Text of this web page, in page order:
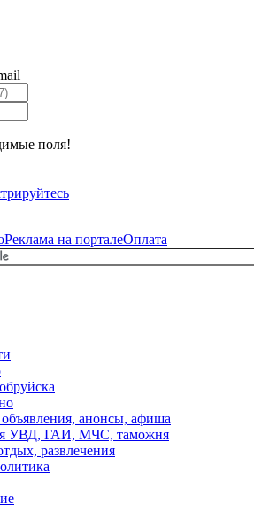
поля!
Реклама на порталеОплата
объявления, анонсы, афиша
УВД, ГАИ, МЧС, таможня
развлечения